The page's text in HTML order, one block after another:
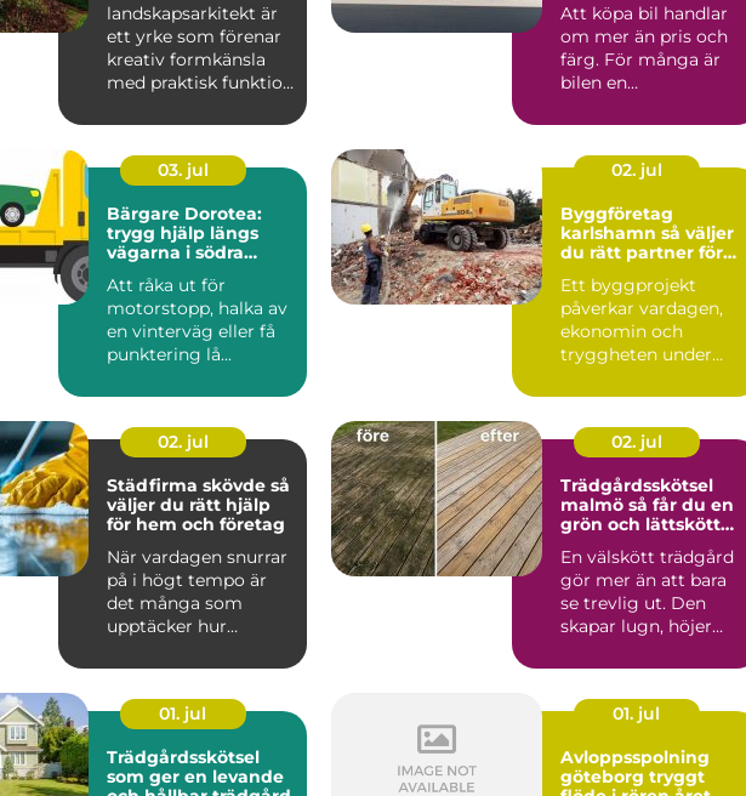
landskapsarkitekt är
ett yrke som förenar
kreativ formkänsla
med praktisk funktion
Att köpa bil handlar
om mer än pris och
färg. För många är
bilen en
ska fungera v...
03. jul
Bärgare Dorotea:
trygg hjälp längs
vägarna i södra
Att råka ut för
motorstopp, halka av
en vinterväg eller få
punktering lå...
02. jul
Byggföretag
karlshamn så väljer
du rätt partner för
Ett byggprojekt
påverkar vardagen,
ekonomin och
tryggheten under
Därför spelar vale...
02. jul
Städfirma skövde så
väljer du rätt hjälp
för hem och företag
När vardagen snurrar
på i högt tempo är
det många som
upptäcker hur
hjälp a...
02. jul
Trädgårdsskötsel
malmö så får du en
grön och lättskött
En välskött trädgård
gör mer än att bara
se trevlig ut. Den
skapar lugn, höjer
oc...
01. jul
Trädgårdsskötsel
som ger en levande
01. jul
Avloppsspolning
göteborg tryggt